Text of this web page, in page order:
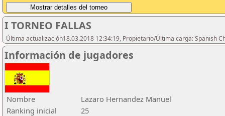
I TORNEO FALLAS
Última actualización18.03.2018 12:34:19, Propietario/Última carga: Spanish
Información de jugadores
Nombre
Lazaro Hernandez Manuel
Ranking inicial
25